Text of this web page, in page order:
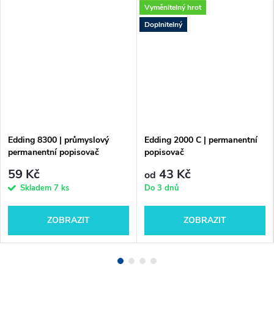
Edding 8300 | průmyslový
permanentní popisovač
59 Kč
Skladem 7 ks
ZOBRAZIT
Vyměnitelný hrot
Doplnitelný
Edding 2000 C | permanentní
popisovač
od 43 Kč
Do 3 dnů
ZOBRAZIT